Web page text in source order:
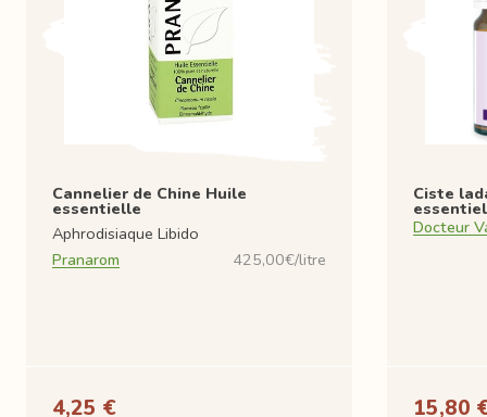
Cannelier de Chine Huile
essentielle
Aphrodisiaque Libido
Pranarom
425,00€/litre
4,25 €
Ciste
Docteur
15,80